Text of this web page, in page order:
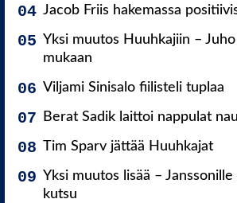
Jacob Friis hakemassa
Yksi muutos Huuhkajiin –
mukaan
Viljami Sinisalo fiilisteli tuplaa
Berat Sadik laittoi nappulat
Tim Sparv jättää Huuhkajat
Yksi muutos lisää –
kutsu